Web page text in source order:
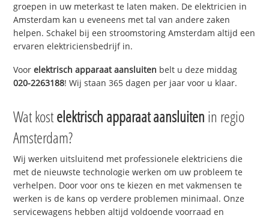
groepen in uw meterkast te laten maken. De elektricien in
Amsterdam kan u eveneens met tal van andere zaken
helpen. Schakel bij een stroomstoring Amsterdam altijd een
ervaren elektriciensbedrijf in.
Voorelektrisch apparaat aansluiten belt u deze middag
020-2263188! Wij staan 365 dagen per jaar voor u klaar.
Wat kostelektrisch apparaat aansluiten in regio
Amsterdam?
Wij werken uitsluitend met professionele elektriciens die
met de nieuwste technologie werken om uw probleem te
verhelpen. Door voor ons te kiezen en met vakmensen te
werken is de kans op verdere problemen minimaal. Onze
servicewagens hebben altijd voldoende voorraad en